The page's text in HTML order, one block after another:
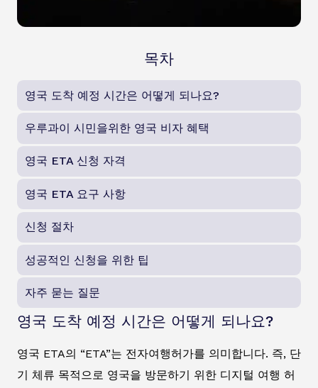
목차
영국 도착 예정 시간은 어떻게 되나요?
우루과이 시민을위한 영국 비자 혜택
영국 ETA 신청 자격
영국 ETA 요구 사항
신청 절차
성공적인 신청을 위한 팁
자주 묻는 질문
영국 도착 예정 시간은 어떻게 되나요?
영국 ETA의 “ETA”는 전자여행허가를 의미합니다. 즉, 단
기 체류 목적으로 영국을 방문하기 위한 디지털 여행 허